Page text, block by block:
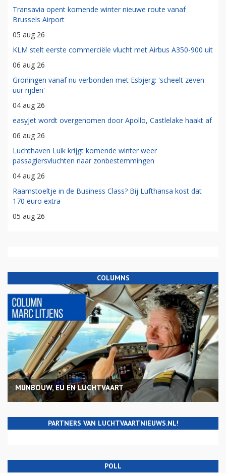
Transavia opent komende winter nieuwe route vanaf
Brussels Airport
05 aug 26
KLM stelt eerste commerciële vlucht met Airbus A350-900 uit
06 aug 26
Groningen vanaf nu verbonden met Esbjerg: 'scheelt zeven
uur rijden'
04 aug 26
easyJet wordt overgenomen door Apollo, Castlelake haakt af
06 aug 26
Luchthaven Luik krijgt komende winter weer
passagiersvluchten naar zonbestemmingen
04 aug 26
Raamstoeltje in de Business Class? Bij Lufthansa kost dat
170 euro extra
05 aug 26
COLUMNS
MIJNBOUW, EU EN LUCHTVAART
PARTNERS VAN LUCHTVAARTNIEUWS.NL!
POLL